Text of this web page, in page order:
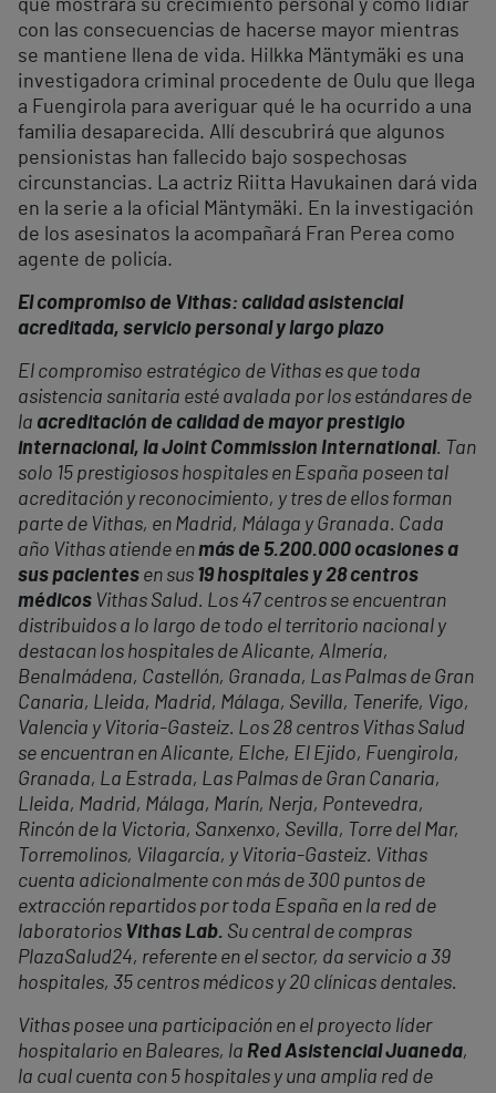
que mostrará su crecimiento personal y cómo lidiar
con las consecuencias de hacerse mayor mientras
se mantiene llena de vida. Hilkka Mäntymäki es una
investigadora criminal procedente de Oulu que llega
a Fuengirola para averiguar qué le ha ocurrido a una
familia desaparecida. Allí descubrirá que algunos
pensionistas han fallecido bajo sospechosas
circunstancias. La actriz Riitta Havukainen dará vida
en la serie a la oficial Mäntymäki. En la investigación
de los asesinatos la acompañará Fran Perea como
agente de policía.
El compromiso de Vithas: calidad asistencial
acreditada, servicio personal y largo plazo
El compromiso estratégico de Vithas es que toda
asistencia sanitaria esté avalada por los estándares de
la acreditación de calidad de mayor prestigio
internacional, la Joint Commission International. Tan
solo 15 prestigiosos hospitales en España poseen tal
acreditación y reconocimiento, y tres de ellos forman
parte de Vithas, en Madrid, Málaga y Granada. Cada
año Vithas atiende enmás de 5.200.000 ocasiones a
sus pacientes en sus 19 hospitales y 28 centros
médicos Vithas Salud. Los 47 centros se encuentran
distribuidos a lo largo de todo el territorio nacional y
destacan los hospitales de Alicante, Almería,
Benalmádena, Castellón, Granada, Las Palmas de Gran
Canaria, Lleida, Madrid, Málaga, Sevilla, Tenerife, Vigo,
Valencia y Vitoria-Gasteiz. Los 28 centros Vithas Salud
se encuentran en Alicante, Elche, El Ejido, Fuengirola,
Granada, La Estrada, Las Palmas de Gran Canaria,
Lleida, Madrid, Málaga, Marín, Nerja, Pontevedra,
Rincón de la Victoria, Sanxenxo, Sevilla, Torre del Mar,
Torremolinos, Vilagarcía, y Vitoria-Gasteiz. Vithas
cuenta adicionalmente con más de 300 puntos de
extracción repartidos por toda España en la red de
laboratorios Vithas Lab. Su central de compras
PlazaSalud24, referente en el sector, da servicio a 39
hospitales, 35 centros médicos y 20 clínicas dentales.
Vithas posee una participación en el proyecto líder
hospitalario en Baleares, la Red Asistencial Juaneda,
la cual cuenta con 5 hospitales y una amplia red de